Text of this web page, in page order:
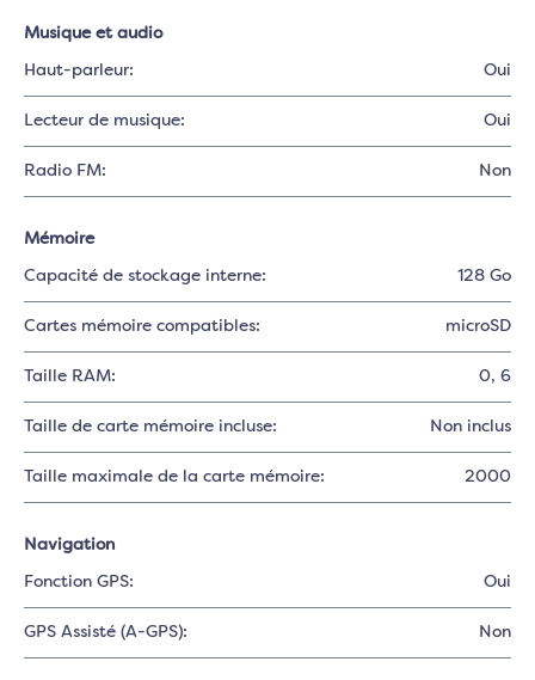
Musique et audio
Haut-parleur: Oui
Lecteur de musique: Oui
Radio FM: Non
Mémoire
Capacité de stockage interne: 128 Go
Cartes mémoire compatibles: microSD
Taille RAM: 0, 6
Taille de carte mémoire incluse: Non inclus
Taille maximale de la carte mémoire: 2000
Navigation
Fonction GPS: Oui
GPS Assisté (A-GPS): Non